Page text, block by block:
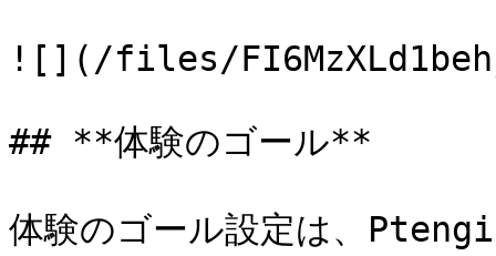
![](/files/
## **体験のゴール**
体験のゴール設定は、